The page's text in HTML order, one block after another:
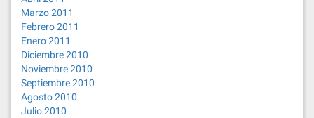
Marzo 2011
Febrero 2011
Enero 2011
Diciembre 2010
Noviembre 2010
Septiembre 2010
Agosto 2010
Julio 2010